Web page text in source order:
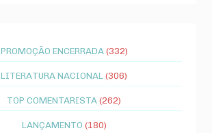
PROMOÇÃO ENCERRADA (332)
LITERATURA NACIONAL(306)
TOP COMENTARISTA(262)
LANÇAMENTO (180)